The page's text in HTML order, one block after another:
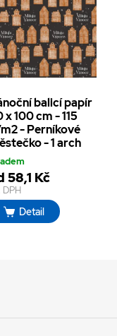
balicí papír
x 100 cm - 115
- Perníkové
- 1 arch
58,1 Kč
DPH
Detail